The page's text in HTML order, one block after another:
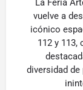
La Feria
vuelve a
icónico
112 y 113,
diversidad